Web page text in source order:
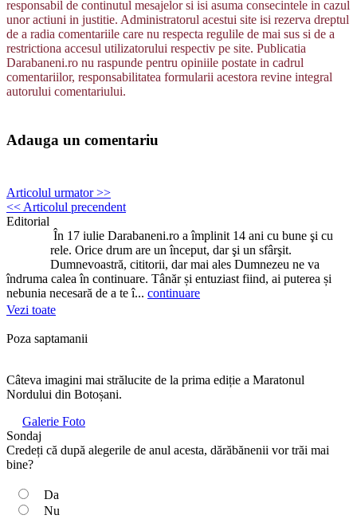
responsabil de continutul mesajelor si isi asuma consecintele in cazul
unor actiuni in justitie. Administratorul acestui site isi rezerva dreptul
de a radia comentariile care nu respecta regulile de mai sus si de a
restrictiona accesul utilizatorului respectiv pe site. Publicatia
Darabaneni.ro nu raspunde pentru opiniile postate in cadrul
comentariilor, responsabilitatea formularii acestora revine integral
autorului comentariului.
Adauga un comentariu
Articolul urmator >>
<< Articolul precendent
Editorial
În 17 iulie Darabaneni.ro a împlinit 14 ani cu bune şi cu
rele. Orice drum are un început, dar şi un sfârşit.
Dumnevoastră, cititorii, dar mai ales Dumnezeu ne va
îndruma calea în continuare. Tânăr și entuziast fiind, ai puterea și
nebunia necesară de a te î... continuare
Vezi toate
Poza saptamanii
Câteva imagini mai strălucite de la prima ediție a Maratonul
Nordului din Botoșani.
Galerie Foto
Sondaj
Credeți că după alegerile de anul acesta, dărăbănenii vor trăi mai
bine?
Da
Nu